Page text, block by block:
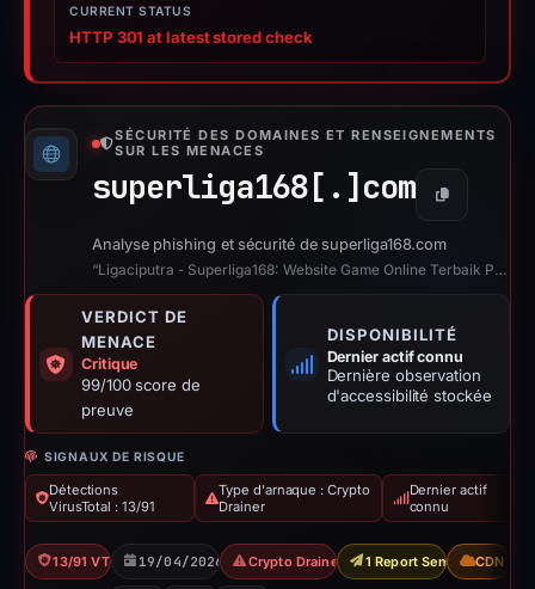
CURRENT STATUS
HTTP 301 at latest stored check
SÉCURITÉ DES DOMAINES ET RENSEIGNEMENTS
SUR LES MENACES
superliga168[.] com Copier
Analyse phishing et sécurité de superliga168.com
“Ligaciputra - Superliga168: Website Game Online Terbaik Premium Eksklusif Ind...”
VERDICT DE
MENACE
Critique
99/100 score de
preuve
DISPONIBILITÉ
Dernier actif connu
Dernière observation
d'accessibilité stockée
SIGNAUX DE RISQUE
Détections
VirusTotal : 13/91
Type d'arnaque : Crypto
Drainer
Dernier actif
connu
13/91 VT 19/04/2026 Crypto Drainer 1 Report Sent CDN